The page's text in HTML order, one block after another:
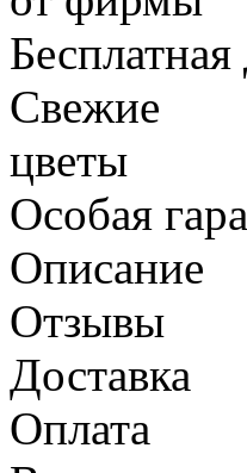
Бесплатная
Свежие
цветы
Особая
Описание
Отзывы
Доставка
Оплата